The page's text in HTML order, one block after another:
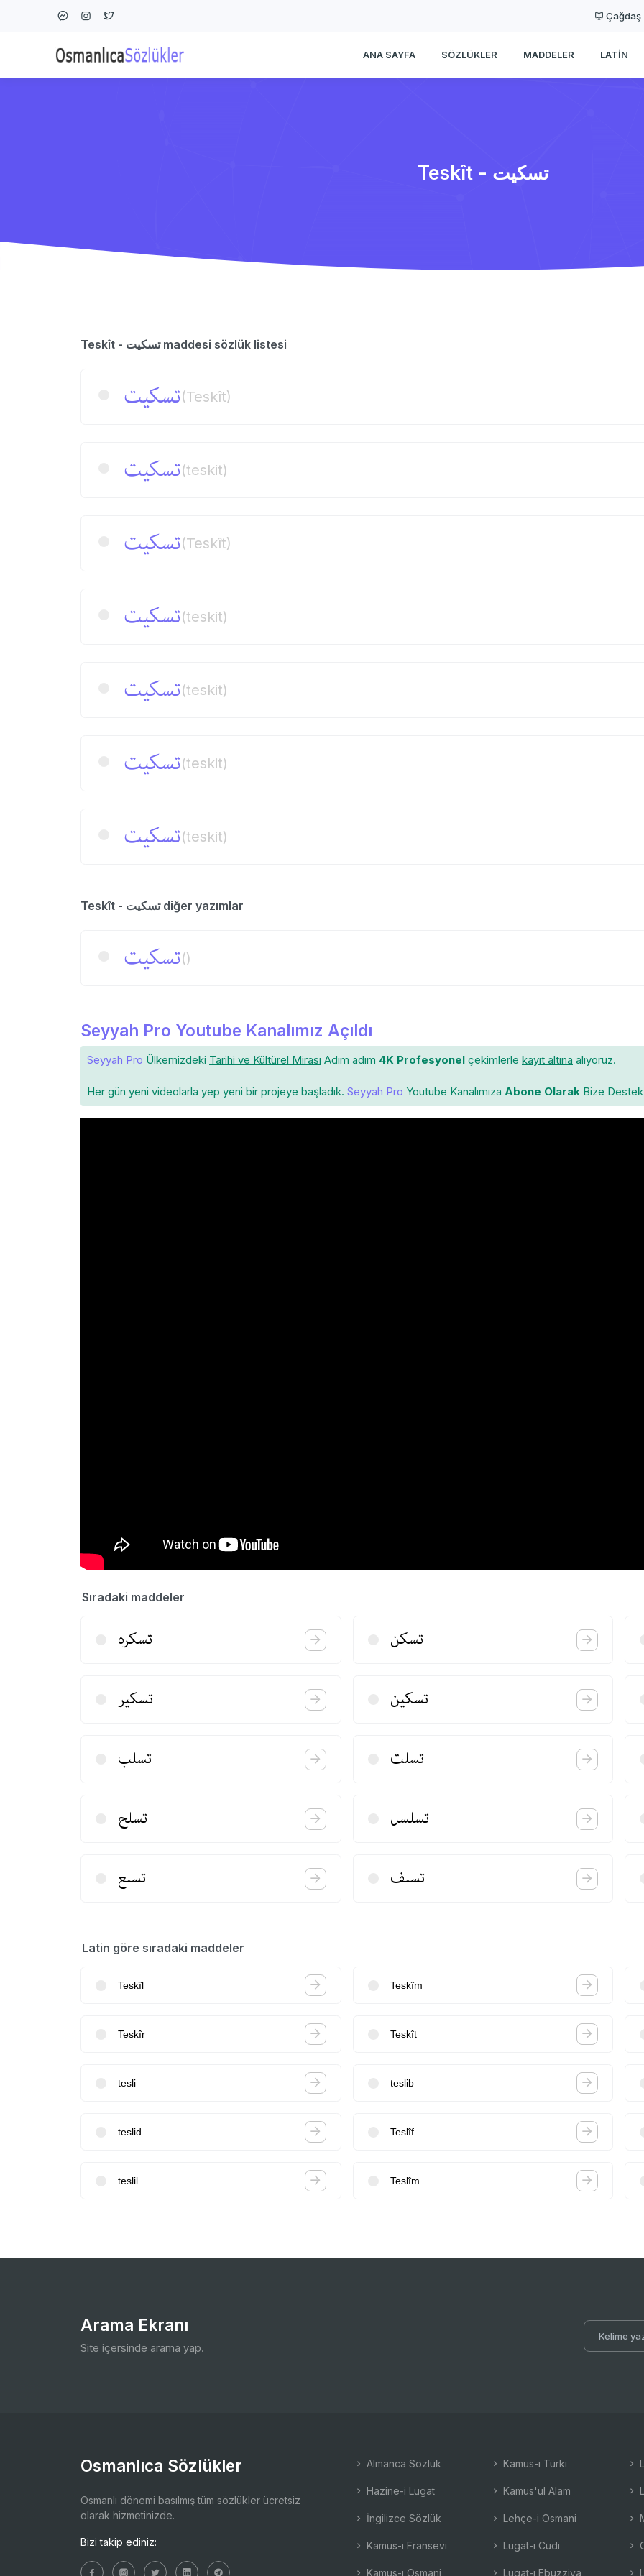
Çağdaş
ANA SAYFA SÖZLÜKLER MADDELER LATIN
Teskît - تسكیت
Teskît - تسكیت maddesi sözlük listesi
تسكیت(Teskît)
تسكیت(teskit)
تسكیت(Teskît)
تسكیت(teskit)
تسكیت(teskit)
تسكیت(teskit)
تسكیت(teskit)
Teskît - تسكیت diğer yazımlar
تسكیت()
Seyyah Pro Youtube Kanalımız Açıldı
Seyyah Pro Ülkemizdeki Tarihi ve Kültürel Mirası Adım adım 4K Profesyonel çekimlerle kayıt altına alıyoruz.
Her gün yeni videolarla yep yeni bir projeye başladık. Seyyah Pro Youtube Kanalımıza Abone Olarak Bize Destek
Sıradaki maddeler
تسكره تسكن
تسكیر تسكین
تسلب تسلت
تسلح تسلسل
تسلع تسلف
Latin göre sıradaki maddeler
Teskîl Teskîm
Teskîr Teskît
tesli teslib
teslid Teslîf
teslil Teslîm
Arama Ekranı
Site içersinde arama yap.
Osmanlıca Sözlükler
Osmanlı dönemi basılmış tüm sözlükler ücretsiz
olarak hizmetinizde.
Bizi takip ediniz:
Almanca Sözlük
Hazine-i Lugat
İngilizce Sözlük
Kamus-ı Fransevi
Kamus-ı Osmani
Kamus-ı Türki
Kamus'ul Alam
Lehçe-i Osmani
Lugat-ı Cudi
Lugat-ı Ebuzziya